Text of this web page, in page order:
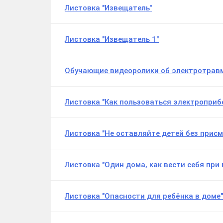
Листовка "Извещатель"
Листовка "Извещатель 1"
Обучающие видеоролики об
Листовка "Как пользоваться
Листовка "Не оставляйте детей без
Листовка "Один дома, как вести себя при
Листовка "Опасности для ребёнка в доме"